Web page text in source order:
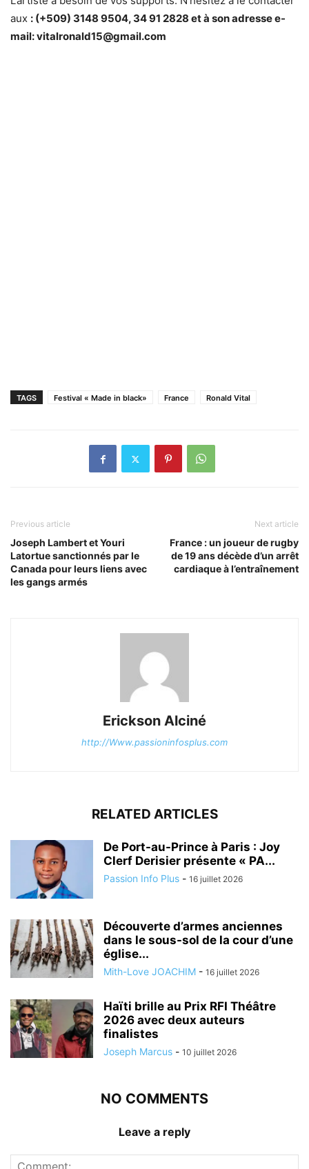
aux : (+509) 3148 9504, 34 91 2828 et à son adresse e-
mail: vitalronald15@gmail.com
TAGS Festival « Made in black» France Ronald Vital
Previous article
Joseph Lambert et Youri
Latortue sanctionnés par le
Canada pour leurs liens avec
les gangs armés
Next article
France : un joueur de rugby
de 19 ans décède d’un arrêt
cardiaque à l’entraînement
Erickson Alciné
http://Www.passioninfosplus.com
RELATED ARTICLES
De Port-au-Prince à Paris : Joy
Clerf Derisier présente « PA...
Passion Info Plus - 16 juillet 2026
Découverte d’armes anciennes
dans le sous-sol de la cour d’une
église...
Mith-Love JOACHIM - 16 juillet 2026
Haïti brille au Prix RFI Théâtre
2026 avec deux auteurs
finalistes
Joseph Marcus - 10 juillet 2026
NO COMMENTS
Leave a reply